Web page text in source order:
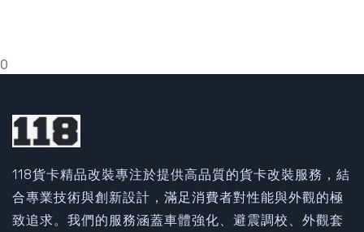
0
118貨卡精品改裝專注於提供高品質的貨卡改裝服務，結
合專業技術與創新設計，滿足消費者對性能與外觀的極
致追求。我們的服務涵蓋車體強化、避震調校、外觀套